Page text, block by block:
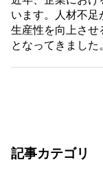
います。人材不足
生産性を向上さ
となってきまし
記事カテゴリ